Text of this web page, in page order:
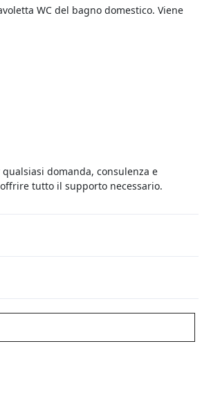
WC del bagno domestico. Viene
domanda, consulenza e
tutto il supporto necessario.